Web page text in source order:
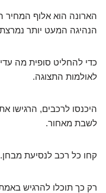
הארונה הוא אלוף המחיר
הנהיגה המעט יותר
כדי להחליט סופית מה
לאולמות התצוגה.
היכנסו לרכבים, הרגישו
לשבת מאחור.
קחו כל רכב לנסיעת מבחן.
רק כך תוכלו להרגיש